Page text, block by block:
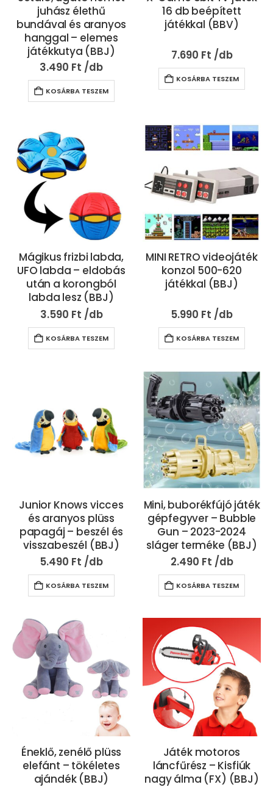
juhász élethű
bundával és aranyos
hanggal – elemes
játékkutya (BBJ)
3.490 Ft
KOSÁRBA TESZEM
16 db beépített
játékkal (BBV)
7.690 Ft
KOSÁRBA TESZEM
Mágikus frizbi labda,
UFO labda – eldobás
után a korongból
labda lesz (BBJ)
3.590 Ft
KOSÁRBA TESZEM
MINI RETRO videojáték
konzol 500-620
játékkal (BBJ)
5.990 Ft
KOSÁRBA TESZEM
Junior Knows vicces
és aranyos plüss
papagáj – beszél és
visszabeszél (BBJ)
5.490 Ft
KOSÁRBA TESZEM
Mini, buborékfújó játék
gépfegyver – Bubble
Gun – 2023-2024
sláger terméke (BBJ)
2.490 Ft
KOSÁRBA TESZEM
Éneklő, zenélő plüss
elefánt – tökéletes
ajándék (BBJ)
Játék motoros
láncfűrész – Kisfiúk
nagy álma (FX) (BBJ)